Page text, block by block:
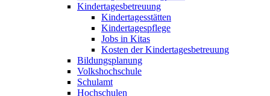
Kindertagesbetreuung
Kindertagesstätten
Kindertagespflege
Jobs in Kitas
Kosten der Kindertagesbetreuung
Bildungsplanung
Volkshochschule
Schulamt
Hochschulen